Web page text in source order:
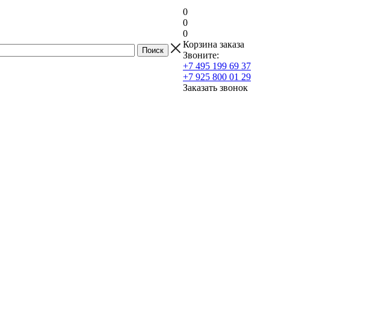
0
0
0
Корзина заказа
Звоните:
+7 495 199 69 37
+7 925 800 01 29
Заказать звонок